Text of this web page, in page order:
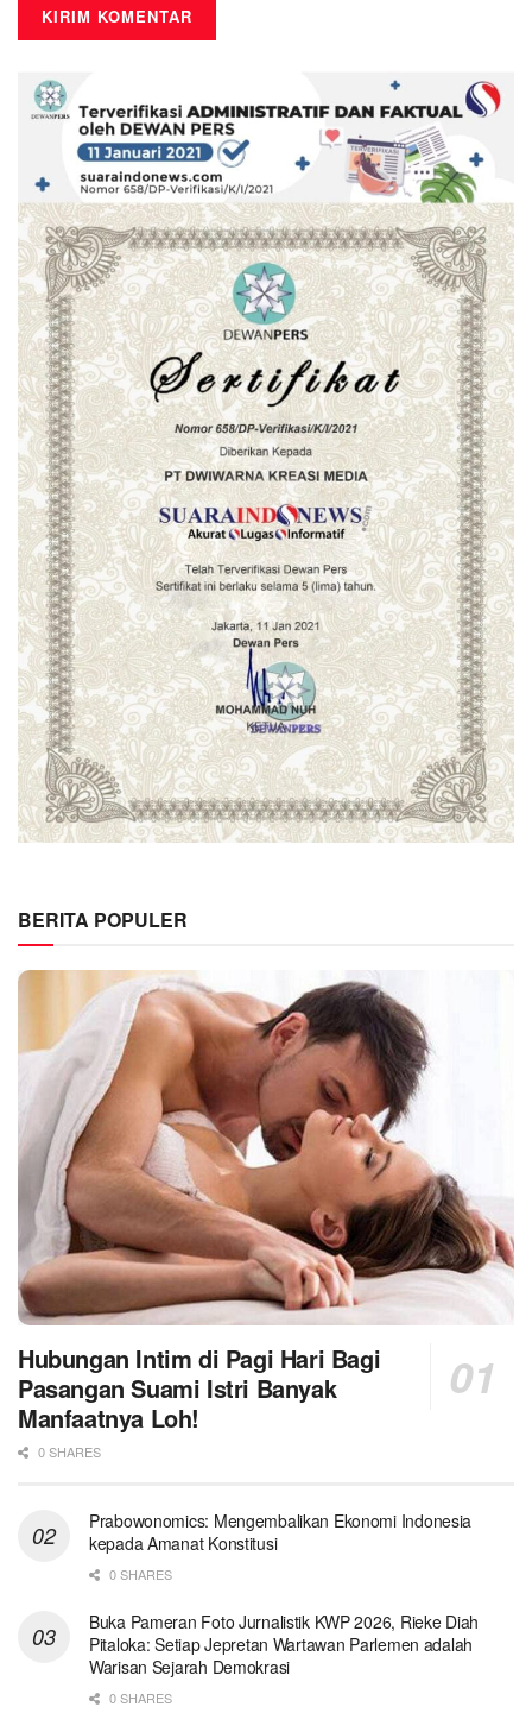
BERITA POPULER
Hubungan Intim di Pagi Hari Bagi
Pasangan Suami Istri Banyak
Manfaatnya Loh!
0 SHARES
Prabowonomics: Mengembalikan Ekonomi Indonesia
kepada Amanat Konstitusi
0 SHARES
Buka Pameran Foto Jurnalistik KWP 2026, Rieke Diah
Pitaloka: Setiap Jepretan Wartawan Parlemen adalah
Warisan Sejarah Demokrasi
0 SHARES